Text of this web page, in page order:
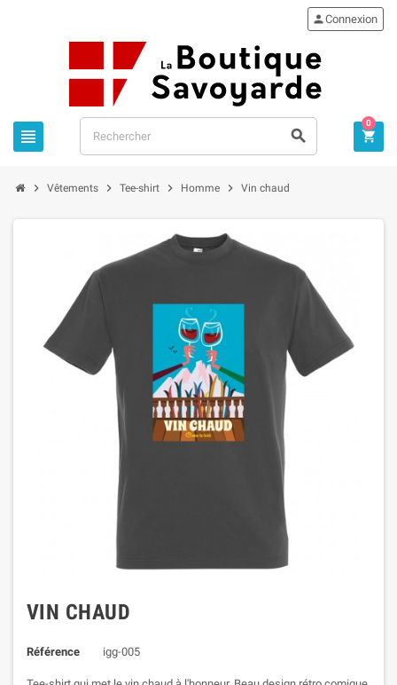
 
Connexion

0
 Vêtements  Tee-shirt  Homme  Vin chaud
VIN CHAUD
Référence igg-005